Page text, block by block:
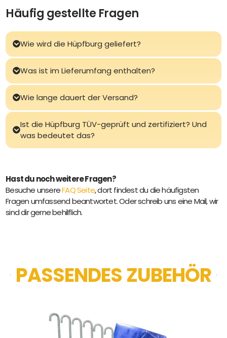
Häufig gestellte Fragen
Wie wird die Hüpfburg geliefert?
Was ist im Lieferumfang enthalten?
Wie lange dauert der Versand?
Ist die Hüpfburg TÜV-geprüft und zertifiziert? Und
was bedeutet das?
Hast du noch weitere Fragen?
Besuche unsereFAQ Seite, dort findest du die häufigsten
Fragen umfassend beantwortet. Oder schreib uns eine Mail, wir
sind dir gerne behilflich.
PASSENDES ZUBEHÖR